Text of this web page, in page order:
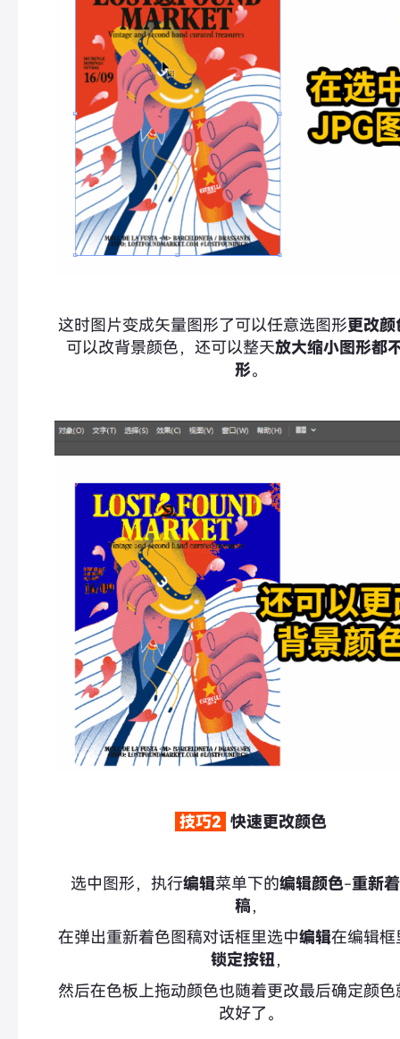
这时图片变成矢量图形了可以任意选图形更改颜
可以改背景颜色，还可以整天放大缩小图形都
形。
技巧2 快速更改颜色
选中图形，执行编辑菜单下的编辑颜色-重新
稿，
在弹出重新着色图稿对话框里选中编辑在编辑框
锁定按钮，
然后在色板上拖动颜色也随着更改最后确定颜色
改好了。